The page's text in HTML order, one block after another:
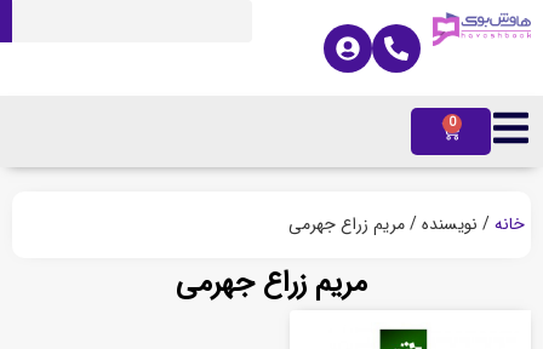
/ نویسنده / مریم زراع جهرمی
مریم زراع جهرمی